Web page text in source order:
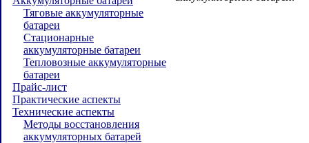
Тяговые аккумуляторные
батареи
Стационарные
аккумуляторные батареи
Тепловозные аккумуляторные
батареи
Прайс-лист
Практические аспекты
Технические аспекты
Методы восстановления
аккумуляторных батарей